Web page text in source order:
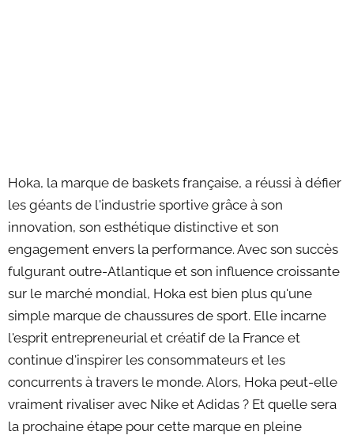
Hoka, la marque de baskets française, a réussi à défier
les géants de l'industrie sportive grâce à son
innovation, son esthétique distinctive et son
engagement envers la performance. Avec son succès
fulgurant outre-Atlantique et son influence croissante
sur le marché mondial, Hoka est bien plus qu'une
simple marque de chaussures de sport. Elle incarne
l'esprit entrepreneurial et créatif de la France et
continue d'inspirer les consommateurs et les
concurrents à travers le monde. Alors, Hoka peut-elle
vraiment rivaliser avec Nike et Adidas ? Et quelle sera
la prochaine étape pour cette marque en pleine